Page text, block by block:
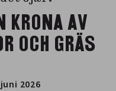
KRONA AV
OCH GRÄS
2026